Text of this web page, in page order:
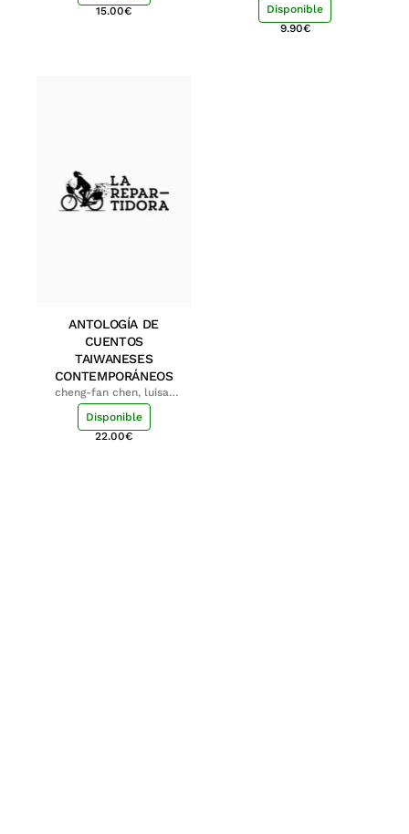
15.00€
Disponible
9.90€
ANTOLOGÍA DE
CUENTOS
TAIWANESES
CONTEMPORÁNEOS
cheng-fan chen, luisa;
shu-ying chang, luisa
Disponible
22.00€